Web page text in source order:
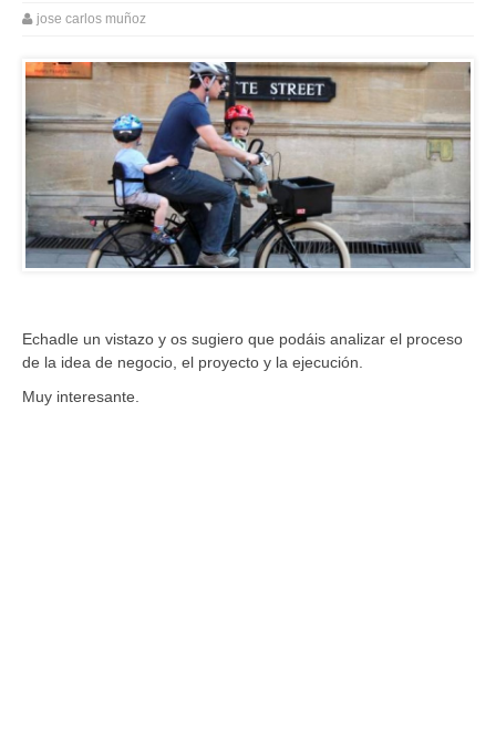
jose carlos muñoz
Echadle un vistazo y os sugiero que podáis analizar el proceso
de la idea de negocio, el proyecto y la ejecución.
Muy interesante.